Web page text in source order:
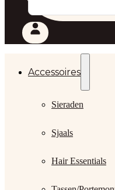
Accessoires
Sieraden
Sjaals
Hair Essentials